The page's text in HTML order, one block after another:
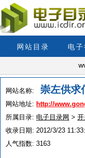
网站目录 电
网站名称: 崇左供求
网站地址: http://
所属目录: 电子目录网 >
收录日期: 2012/3/23
人气指数: 3163